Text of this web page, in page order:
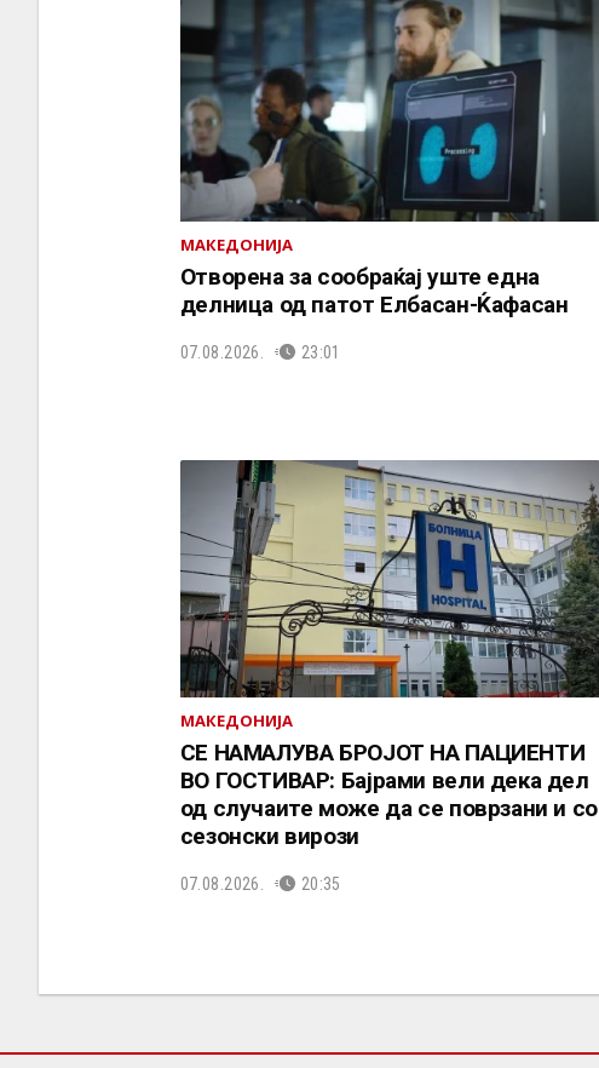
МАКЕДОНИЈА
Отворена за сообраќај уште една
делница од патот Елбасан-Ќафасан
07.08.2026. 23:01
МАКЕДОНИЈА
СЕ НАМАЛУВА БРОЈОТ НА ПАЦИЕНТИ
ВО ГОСТИВАР: Бајрами вели дека дел
од случаите може да се поврзани и со
сезонски вирози
07.08.2026. 20:35